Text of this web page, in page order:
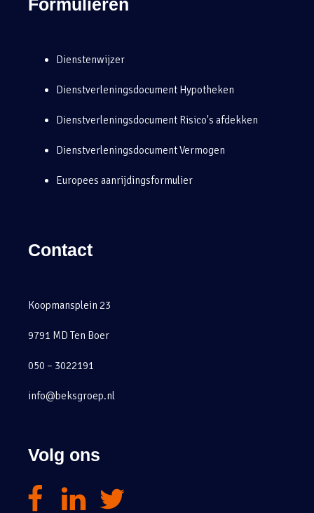
Formulieren
Dienstenwijzer
Dienstverleningsdocument Hypotheken
Dienstverleningsdocument Risico's afdekken
Dienstverleningsdocument Vermogen
Europees aanrijdingsformulier
Contact
Koopmansplein 23
9791 MD Ten Boer
050 – 3022191
info@beksgroep.nl
Volg ons